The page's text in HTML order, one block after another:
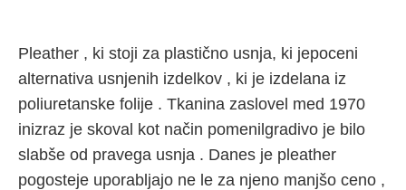
Pleather , ki stoji za plastično usnja, ki jepoceni
alternativa usnjenih izdelkov , ki je izdelana iz
poliuretanske folije . Tkanina zaslovel med 1970
inizraz je skoval kot način pomenilgradivo je bilo
slabše od pravega usnja . Danes je pleather
pogosteje uporabljajo ne le za njeno manjšo ceno ,